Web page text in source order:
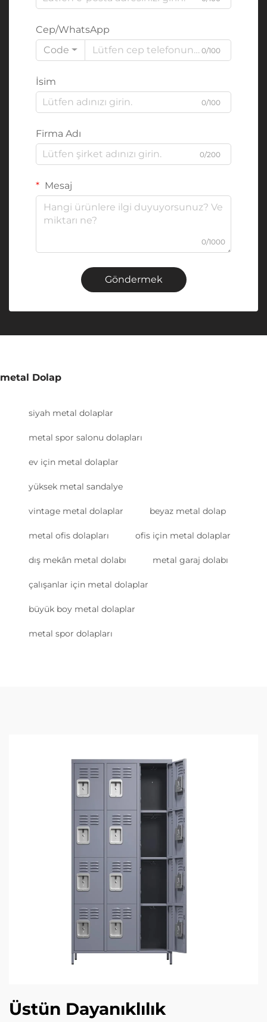
Cep/WhatsApp
Code
0/100
İsim
0/100
Firma Adı
0/200
Mesaj
0/1000
Göndermek
metal Dolap
siyah metal dolaplar
metal spor salonu dolapları
ev için metal dolaplar
yüksek metal sandalye
vintage metal dolaplar beyaz metal dolap
metal ofis dolapları ofis için metal dolaplar
dış mekân metal dolabı metal garaj dolabı
çalışanlar için metal dolaplar
büyük boy metal dolaplar
metal spor dolapları
Üstün Dayanıklılık